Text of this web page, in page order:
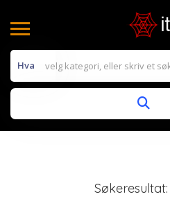
Hva
Søkeresultat: